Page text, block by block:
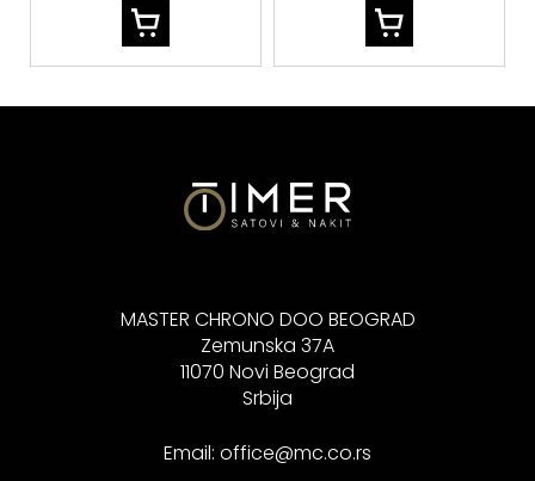
MASTER CHRONO DOO BEOGRAD
Zemunska 37A
11070 Novi Beograd
Srbija
Email: office@mc.co.rs